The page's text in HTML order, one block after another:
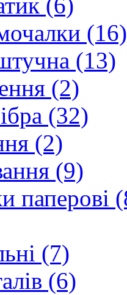
(16)
(13)
(2)
(32)
(2)
(9)
паперові
(7)
(6)